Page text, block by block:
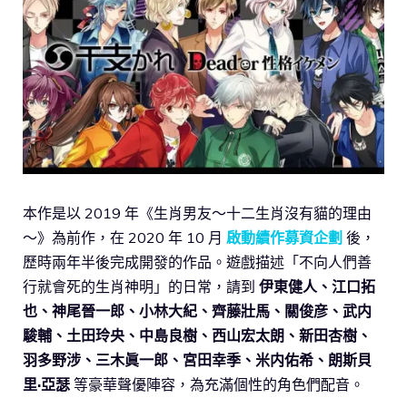
本作是以 2019 年《生肖男友～十二生肖沒有貓的理由
～》為前作，在 2020 年 10 月 啟動續作募資企劃 後，
歷時兩年半後完成開發的作品。遊戲描述「不向人們善
行就會死的生肖神明」的日常，請到 伊東健人、江口拓
也、神尾晉一郎、小林大紀、齊藤壯馬、關俊彦、武内
駿輔、土田玲央、中島良樹、西山宏太朗、新田杏樹、
羽多野涉、三木眞一郎、宮田幸季、米内佑希、朗斯貝
里·亞瑟 等豪華聲優陣容，為充滿個性的角色們配音。